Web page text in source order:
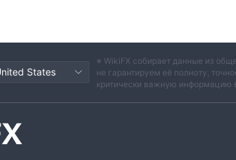
States
※ WikiFX собирает данные из
не гарантируем её полноту,
критически важную информацию